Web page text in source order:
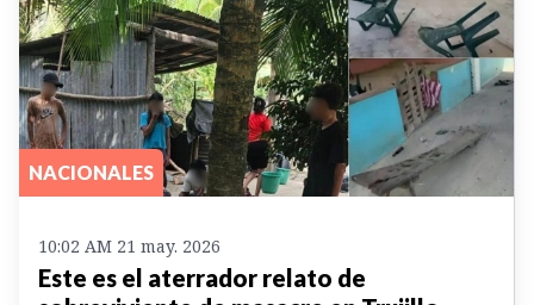
NACIONALES
10:02 AM 21 may. 2026
Este es el aterrador relato de